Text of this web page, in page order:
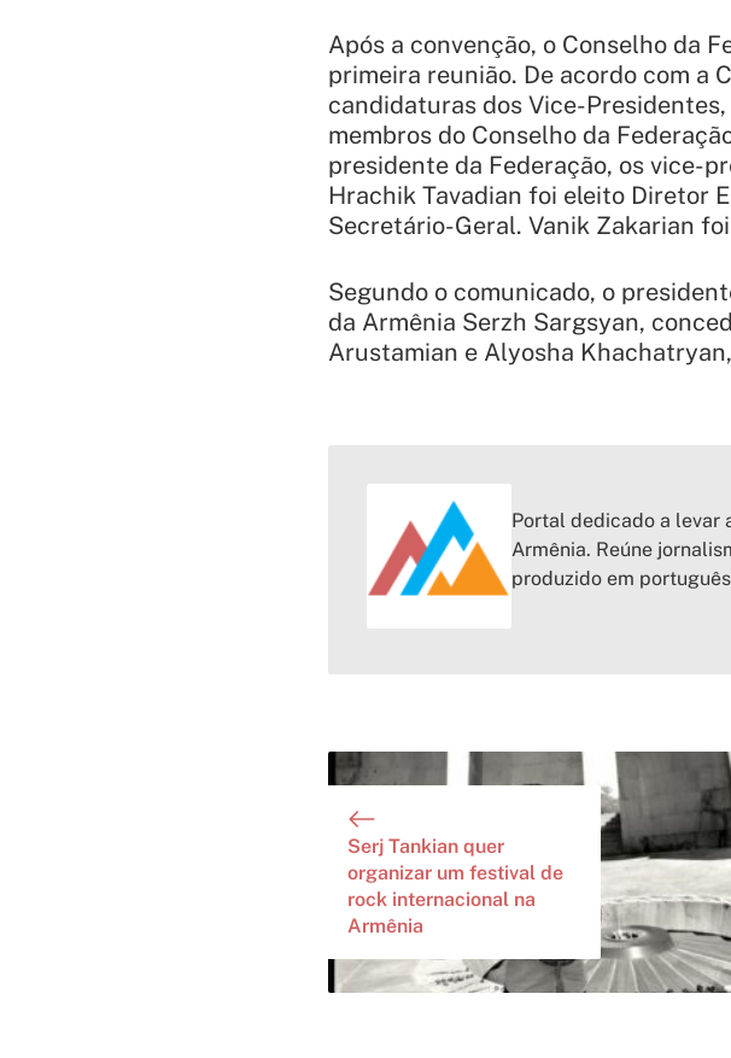
Após a convenção, o Conselho da
primeira reunião. De acordo com a
candidaturas dos Vice-
membros do Conselho da
presidente da Federação, os vice-
Hrachik Tavadian foi eleito Diretor
Secretário-Geral. Vanik Zakarian
Segundo o comunicado, o
da Armênia Serzh Sargsyan,
Arustamian e Alyosha
Portal dedicado a levar
Armênia. Reúne
produzido em
Serj Tankian quer
organizar um festival de
rock internacional na
Armênia